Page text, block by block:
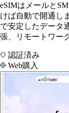
eSIMはメールと
けば自動で開通し
で安定したデータ
張、リモートワー
認証済み
Web購入